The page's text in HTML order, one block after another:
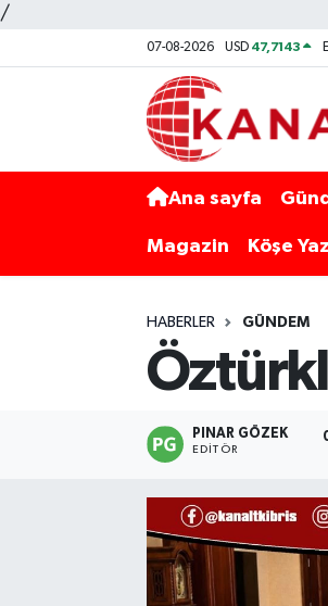
/
07-08-2026 USD 47,7143
Ana sayfa
Magazin Köşe
HABERLER GÜNDEM
PINAR GÖZEK
EDITÖR